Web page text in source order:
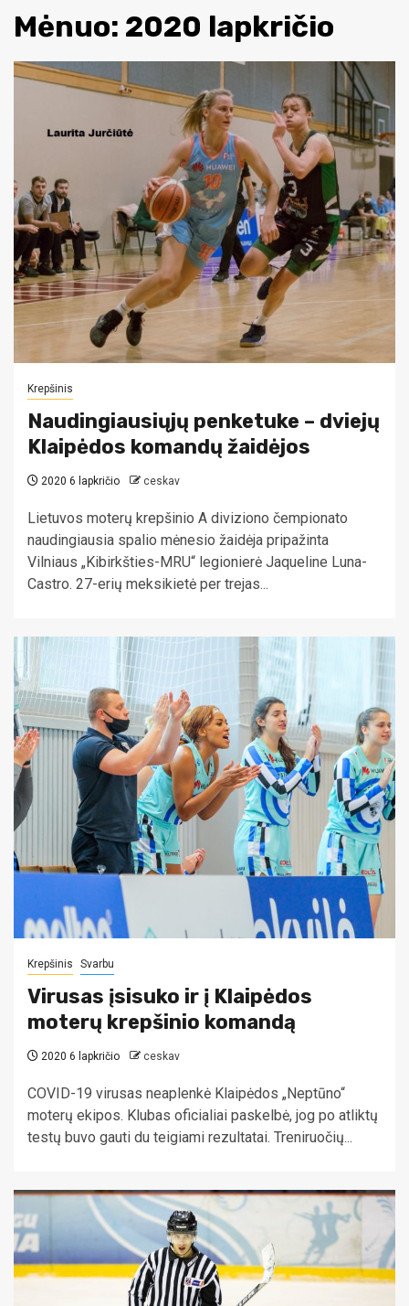
Mėnuo: 2020 lapkričio
Krepšinis
Naudingiausiųjų penketuke – dviejų
Klaipėdos komandų žaidėjos
2020 6 lapkričio ceskav
Lietuvos moterų krepšinio A diviziono čempionato
naudingiausia spalio mėnesio žaidėja pripažinta
Vilniaus „Kibirkšties-MRU“ legionierė Jaqueline Luna-
Castro. 27-erių meksikietė per trejas...
Krepšinis Svarbu
Virusas įsisuko ir į Klaipėdos
moterų krepšinio komandą
2020 6 lapkričio ceskav
COVID-19 virusas neaplenkė Klaipėdos „Neptūno“
moterų ekipos. Klubas oficialiai paskelbė, jog po atliktų
testų buvo gauti du teigiami rezultatai. Treniruočių...